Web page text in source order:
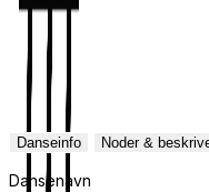
Danseinfo Noder &
Dansenavn